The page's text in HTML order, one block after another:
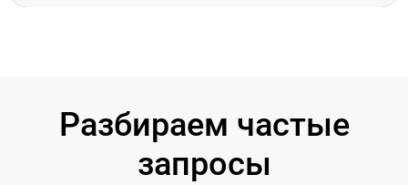
Разбираем частые
запросы